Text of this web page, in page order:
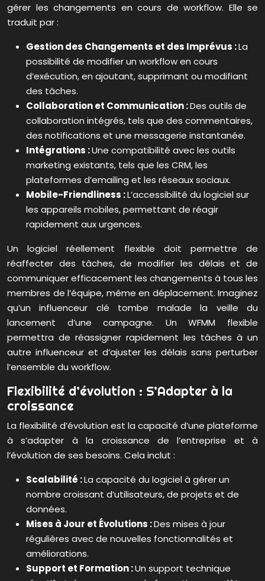
gérer les changements en cours de workflow. Elle se
traduit par :
Gestion des Changements et des Imprévus :La
possibilité de modifier un workflow en cours
d’exécution, en ajoutant, supprimant ou modifiant
des tâches.
Collaboration et Communication :Des outils de
collaboration intégrés, tels que des commentaires,
des notifications et une messagerie instantanée.
Intégrations :Une compatibilité avec les outils
marketing existants, tels que les CRM, les
plateformes d’emailing et les réseaux sociaux.
Mobile-Friendliness :L’accessibilité du logiciel sur
les appareils mobiles, permettant de réagir
rapidement aux urgences.
Un logiciel réellement flexible doit permettre de
réaffecter des tâches, de modifier les délais et de
communiquer efficacement les changements à tous les
membres de l’équipe, même en déplacement. Imaginez
qu’un influenceur clé tombe malade la veille du
lancement d’une campagne. Un WFMM flexible
permettra de réassigner rapidement les tâches à un
autre influenceur et d’ajuster les délais sans perturber
l’ensemble du workflow.
Flexibilité d’évolution : S’Adapter à la
croissance
La flexibilité d’évolution est la capacité d’une plateforme
à s’adapter à la croissance de l’entreprise et à
l’évolution de ses besoins. Cela inclut :
Scalabilité :La capacité du logiciel à gérer un
nombre croissant d’utilisateurs, de projets et de
données.
Mises à Jour et Évolutions :Des mises à jour
régulières avec de nouvelles fonctionnalités et
améliorations.
Support et Formation :Un support technique